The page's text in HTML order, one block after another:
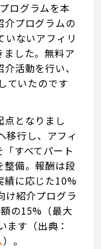
ログラムを本
介プログラムの
いないアフィリ
した。無料ア
活動を行い、
ていたのです
点となりまし
行し、アフィ
すべてパート
整備。報酬は段
績に応じた10%
け紹介プログラ
の15%（最大
ます（出典：
）。